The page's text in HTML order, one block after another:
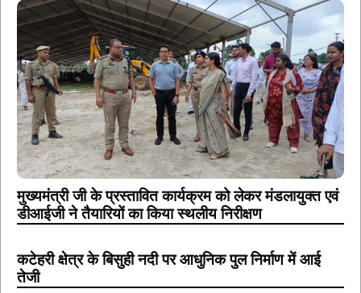
मुख्यमंत्री जी के प्रस्तावित कार्यक्रम को लेकर मंडलायुक्त एवं
डीआईजी ने तैयारियों का किया स्थलीय निरीक्षण
कटेहरी क्षेत्र के बिसुही नदी पर आधुनिक पुल निर्माण में आई
तेजी